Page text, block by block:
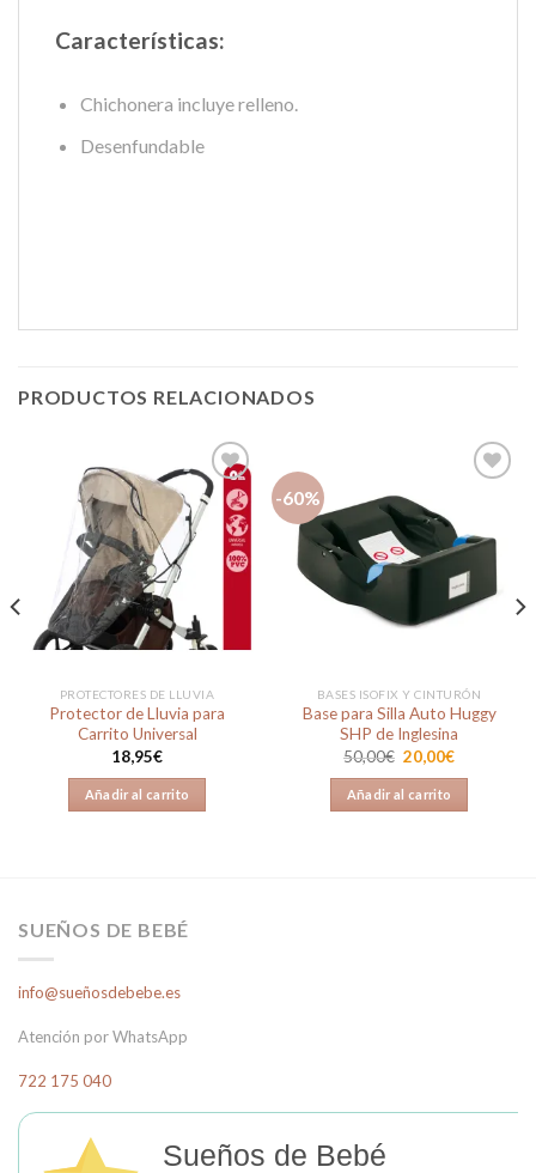
Características:
Chichonera incluye relleno.
Desenfundable
PRODUCTOS RELACIONADOS
Añadir
a la
lista de
PROTECTORES DE LLUVIA
Protector de Lluvia para
Carrito Universal
18,95€
Añadir al carrito
-60%
Añadir
lista de
deseos
BASES ISOFIX Y CINTURÓN
Base para Silla Auto Huggy
SHP de Inglesina
50,00€ El
precio
original
era:
50,00€.
20,00€El
20,00€.
Añadir al carrito
SUEÑOS DE BEBÉ
info@sueñosdebebe.es
Atención por WhatsApp
722 175 040
Sueños de Bebé